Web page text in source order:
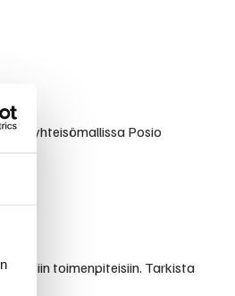
yhteisömallissa Posio
toimenpiteisiin. Tarkista